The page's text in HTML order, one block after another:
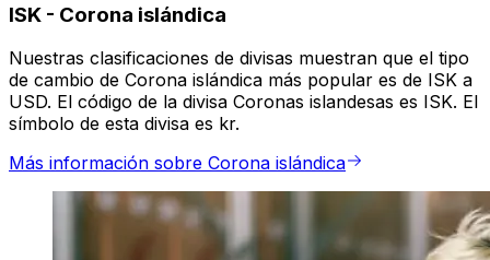
ISK - Corona islándica
Nuestras clasificaciones de divisas muestran que el tipo
de cambio de Corona islándica más popular es de ISK a
USD. El código de la divisa Coronas islandesas es ISK. El
símbolo de esta divisa es kr.
Más información sobre Corona islándica